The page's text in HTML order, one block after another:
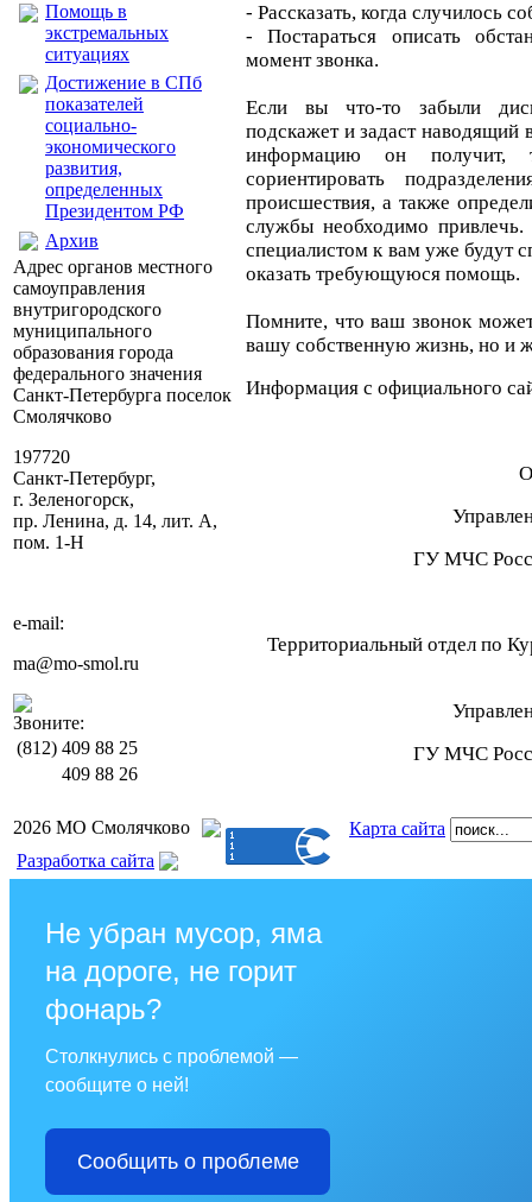
Помощь в
экстремальных
ситуациях
Достижение в СПб
показателей
социально-
экономического
развития,
определенных
Президентом РФ
Архив
Адрес органов местного
самоуправления
внутригородского
муниципального
образования города
федерального значения
Санкт-Петербурга поселок
Смолячково
197720
Санкт-Петербург,
г. Зеленогорск,
пр. Ленина, д. 14, лит. А,
пом. 1-Н
e-mail:
ma@mo-smol.ru
Звоните:
(812) 409 88 25
409 88 26
- Рассказать, когда случилось
- Постараться описать
момент звонка.
Если вы что-то забыли
подскажет и задаст
информацию он получит,
сориентировать
происшествия, а также
службы необходимо
специалистом к вам уже будут
оказать требующуюся помощь.
Помните, что ваш звонок
вашу собственную жизнь, но и
Информация с официального
ГУ МЧС
Территориальный отдел по
ГУ МЧС
2026 МО Смолячково
Карта сайта
Разработка сайта
Не убран мусор, яма
на дороге, не горит
фонарь?
Столкнулись с проблемой —
сообщите о ней!
Сообщить о проблеме